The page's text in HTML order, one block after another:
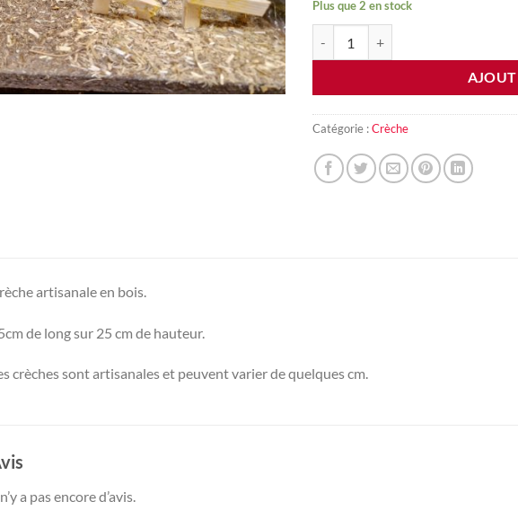
Plus que 2 en stock
Catégorie :Crèche
artisanale en bois.
de long sur 25 cm de hauteur.
crèches sont artisanales et peuvent varier de quelques cm.
a pas encore d’avis.